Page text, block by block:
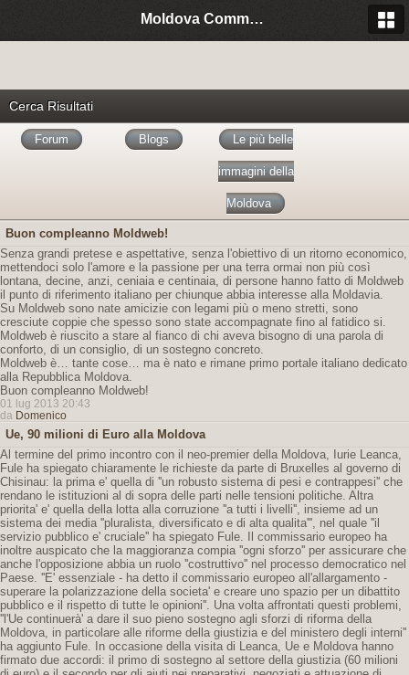
Moldova Community Italia
Cerca Risultati
Forum Blogs Le più belle
immagini della
Moldova
Buon compleanno Moldweb!
Senza grandi pretese e aspettative, senza l'obiettivo di un ritorno economico,
mettendoci solo l'amore e la passione per una terra ormai non più così
lontana, decine, anzi, ceniaia e centinaia, di persone hanno fatto di Moldweb
il punto di riferimento italiano per chiunque abbia interesse alla Moldavia.
Su Moldweb sono nate amicizie con legami più o meno stretti, sono
cresciute coppie che spesso sono state accompagnate fino al fatidico si.
Moldweb è riuscito a stare al fianco di chi aveva bisogno di una parola di
conforto, di un consiglio, di un sostegno concreto.
Moldweb è… tante cose… ma è nato e rimane primo portale italiano dedicato
alla Repubblica Moldova.
Buon compleanno Moldweb!
01 lug 2013 20:43
da Domenico
Ue, 90 milioni di Euro alla Moldova
Al termine del primo incontro con il neo-premier della Moldova, Iurie Leanca,
Fule ha spiegato chiaramente le richieste da parte di Bruxelles al governo di
Chisinau: la prima e' quella di ''un robusto sistema di pesi e contrappesi'' che
rendano le istituzioni al di sopra delle parti nelle tensioni politiche. Altra
priorita' e' quella della lotta alla corruzione ''a tutti i livelli'', insieme ad un
sistema dei media ''pluralista, diversificato e di alta qualita''', nel quale ''il
servizio pubblico e' cruciale'' ha spiegato Fule. Il commissario europeo ha
inoltre auspicato che la maggioranza compia ''ogni sforzo'' per assicurare che
anche l'opposizione abbia un ruolo ''costruttivo'' nel processo democratico nel
Paese. ''E' essenziale - ha detto il commissario europeo all'allargamento -
superare la polarizzazione della societa' e creare uno spazio per un dibattito
pubblico e il rispetto di tutte le opinioni''. Una volta affrontati questi problemi,
''l'Ue continuerà' a dare il suo pieno sostegno agli sforzi di riforma della
Moldova, in particolare alle riforme della giustizia e del ministero degli interni''
ha aggiunto Fule. In occasione della visita di Leanca, Ue e Moldova hanno
firmato due accordi: il primo di sostegno al settore della giustizia (60 milioni